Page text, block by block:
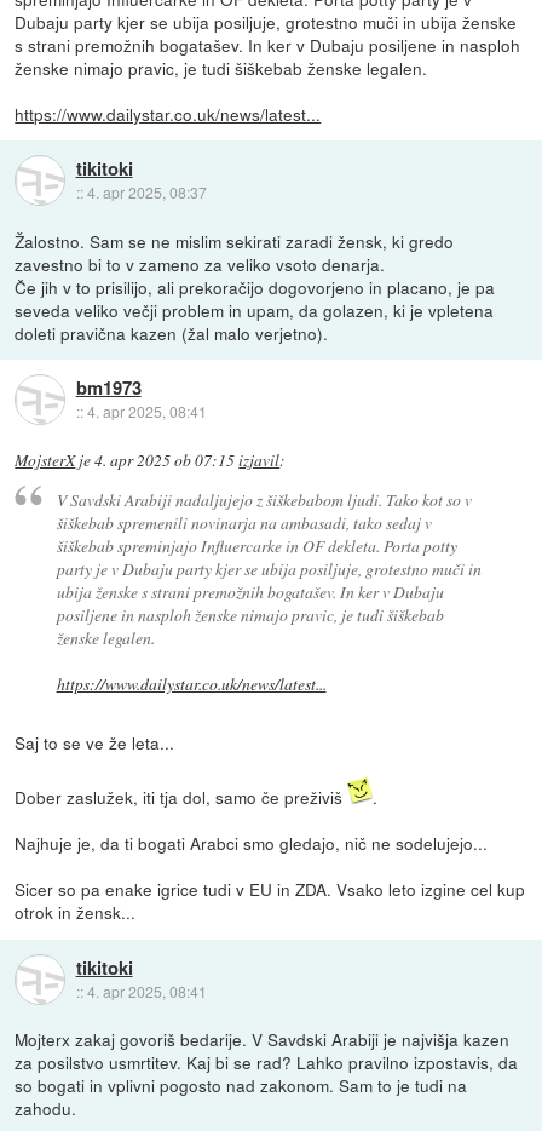
Dubaju party kjer se ubija posiljuje, grotestno muči in ubija ženske
s strani premožnih bogatašev. In ker v Dubaju posiljene in nasploh
ženske nimajo pravic, je tudi šiškebab ženske legalen.
https://www.dailystar.co.uk/news/latest...
tikitoki
::4. apr 2025, 08:37
Žalostno. Sam se ne mislim sekirati zaradi žensk, ki gredo
zavestno bi to v zameno za veliko vsoto denarja.
Če jih v to prisilijo, ali prekoračijo dogovorjeno in placano, je pa
seveda veliko večji problem in upam, da golazen, ki je vpletena
doleti pravična kazen (žal malo verjetno).
bm1973
::4. apr 2025, 08:41
MojsterXje4. apr 2025 ob 07:15izjavil:
V Savdski Arabiji nadaljujejo z šiškebabom ljudi. Tako kot so v
šiškebab spremenili novinarja na ambasadi, tako sedaj v
šiškebab spreminjajo Influercarke in OF dekleta. Porta potty
party je v Dubaju party kjer se ubija posiljuje, grotestno muči in
ubija ženske s strani premožnih bogatašev. In ker v Dubaju
posiljene in nasploh ženske nimajo pravic, je tudi šiškebab
ženske legalen.
https://www.dailystar.co.uk/news/latest...
Saj to se ve že leta...
Dober zaslužek, iti tja dol, samo če preživiš
.
Najhuje je, da ti bogati Arabci smo gledajo, nič ne sodelujejo...
Sicer so pa enake igrice tudi v EU in ZDA. Vsako leto izgine cel kup
otrok in žensk...
tikitoki
::4. apr 2025, 08:41
Mojterx zakaj govoriš bedarije. V Savdski Arabiji je najvišja kazen
za posilstvo usmrtitev. Kaj bi se rad? Lahko pravilno izpostavis, da
so bogati in vplivni pogosto nad zakonom. Sam to je tudi na
zahodu.